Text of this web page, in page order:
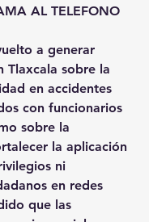
AL TELEFONO
a generar
Tlaxcala sobre la
en accidentes
con funcionarios
sobre la
la aplicación
ni
en redes
que las